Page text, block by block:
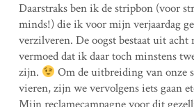
Daarstraks ben ik de stripbon (voor
minds!) die ik voor mijn verjaardag
verzilveren. De oogst bestaat uit
vermoed dat ik daar toch minstens
zijn.
Om de uitbreiding van onze
vieren, zijn we vervolgens iets gaan